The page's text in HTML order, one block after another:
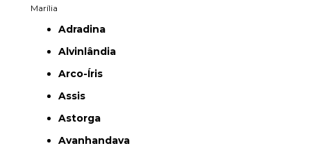
Marília
Adradina
Alvinlândia
Arco-Íris
Assis
Astorga
Avanhandava